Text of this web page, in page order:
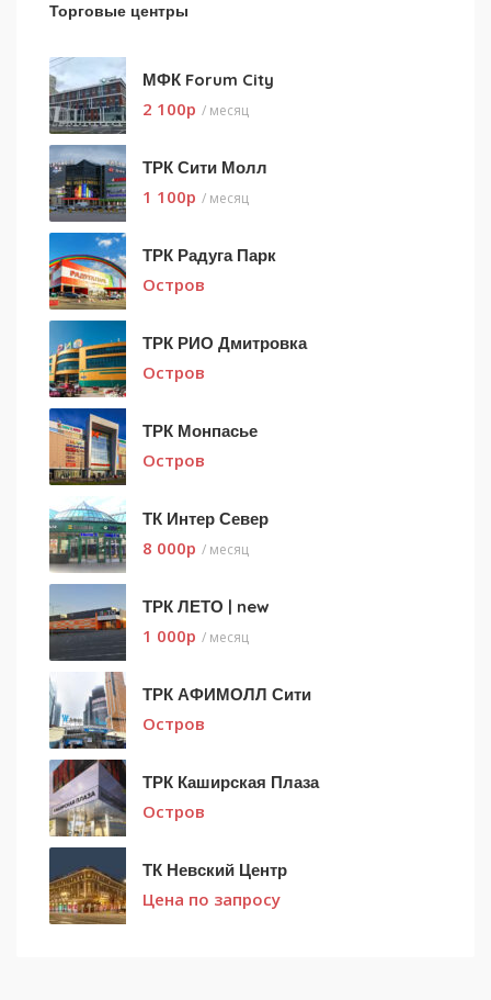
Торговые центры
МФК Forum City
2 100p / месяц
ТРК Сити Молл
1 100p / месяц
ТРК Радуга Парк
Остров
ТРК РИО Дмитровка
Остров
ТРК Монпасье
Остров
ТК Интер Север
8 000p / месяц
ТРК ЛЕТО | new
1 000p / месяц
ТРК АФИМОЛЛ Сити
Остров
ТРК Каширская Плаза
Остров
ТК Невский Центр
Цена по запросу